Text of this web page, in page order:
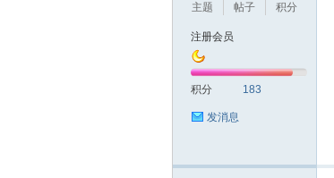
主题
帖子
积分
注册会员
积分 183
发消息